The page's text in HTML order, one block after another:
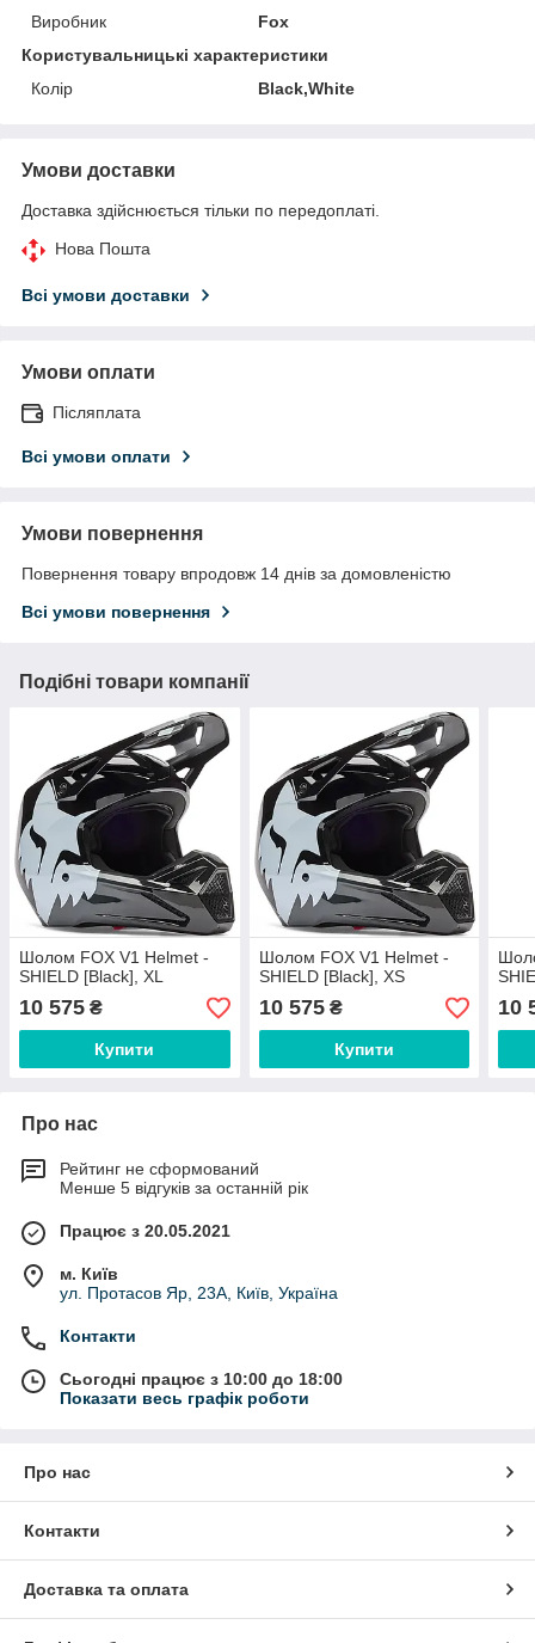
Виробник
Fox
Користувальницькі характеристики
Колір
Black,White
Умови доставки
Доставка здійснюється тільки по передоплаті.
Нова Пошта
Всі умови доставки
Умови оплати
Післяплата
Всі умови оплати
Умови повернення
Повернення товару впродовж 14 днів за домовленістю
Всі умови повернення
Подібні товари компанії
Шолом FOX V1 Helmet -
SHIELD [Black], XL
10 575 ₴
Купити
Шолом FOX V1 Helmet -
SHIELD [Black], XS
10 575₴
Купити
10
Про нас
Рейтинг не сформований
Менше 5 відгуків за останній рік
Працює з 20.05.2021
м. Київ
ул. Протасов Яр, 23А, Київ, Україна
Контакти
Сьогодні працює з 10:00 до 18:00
Показати весь графік роботи
Про нас
Контакти
Доставка та оплата